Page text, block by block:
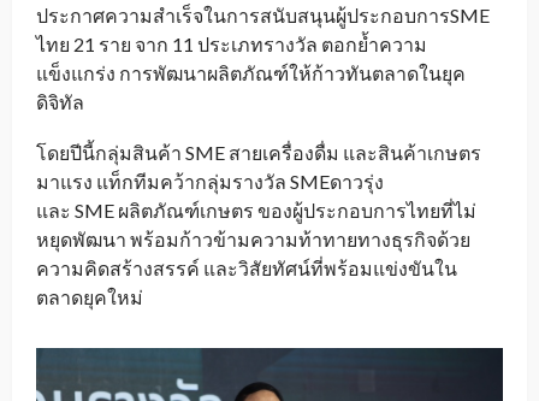
ประกาศความสำเร็จในการสนับสนุนผู้ประกอบการSME
ไทย 21 ราย จาก 11 ประเภทรางวัล ตอกย้ำความ
แข็งแกร่ง การพัฒนาผลิตภัณฑ์ให้ก้าวทันตลาดในยุค
ดิจิทัล
โดยปีนี้กลุ่มสินค้า SME สายเครื่องดื่ม และสินค้าเกษตร
มาแรง แท็กทีมคว้ากลุ่มรางวัล SMEดาวรุ่ง
และ SME ผลิตภัณฑ์เกษตร ของผู้ประกอบการไทยที่ไม่
หยุดพัฒนา พร้อมก้าวข้ามความท้าทายทางธุรกิจด้วย
ความคิดสร้างสรรค์ และวิสัยทัศน์ที่พร้อมแข่งขันใน
ตลาดยุคใหม่